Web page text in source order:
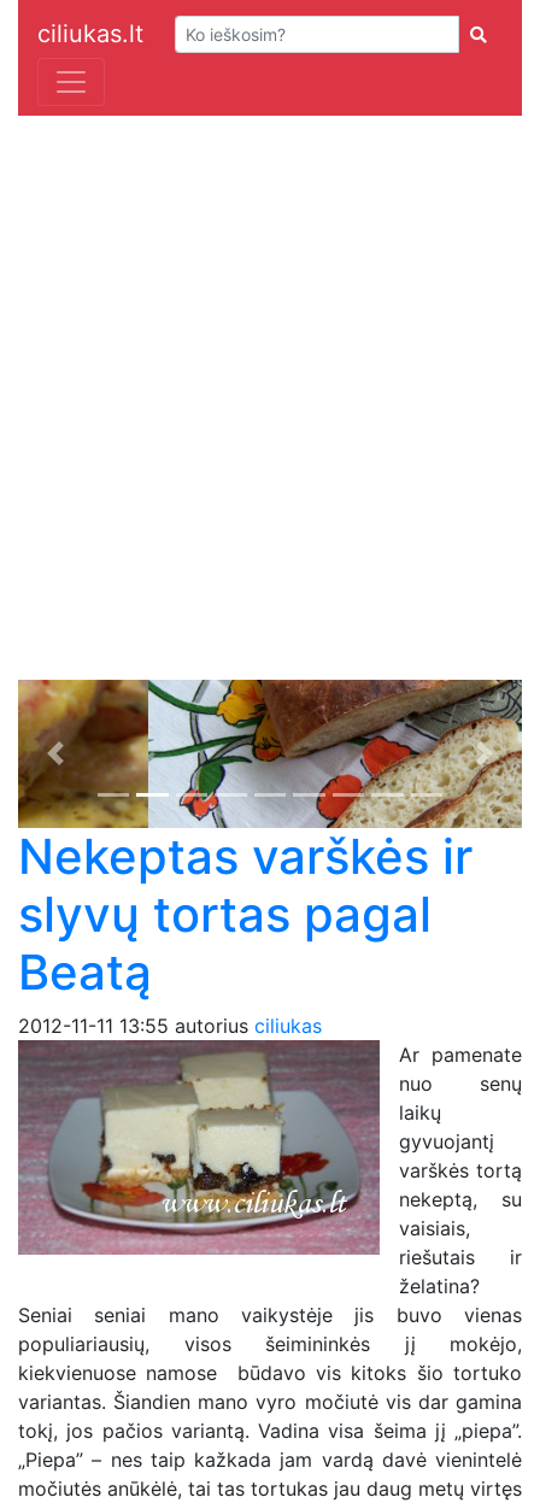
ciliukas.lt
Previous Next
Nekeptas varškės ir
slyvų tortas pagal
Beatą
2012-11-11 13:55 autorius ciliukas
Ar pamenate
nuo senų
laikų
gyvuojantį
varškės tortą
nekeptą, su
vaisiais,
riešutais ir
želatina?
Seniai seniai mano vaikystėje jis buvo vienas
populiariausių, visos šeimininkės jį mokėjo,
kiekvienuose namose būdavo vis kitoks šio tortuko
variantas. Šiandien mano vyro močiutė vis dar gamina
tokį, jos pačios variantą. Vadina visa šeima jį „piepa”.
„Piepa” – nes taip kažkada jam vardą davė vienintelė
močiutės anūkėlė, tai tas tortukas jau daug metų virtęs